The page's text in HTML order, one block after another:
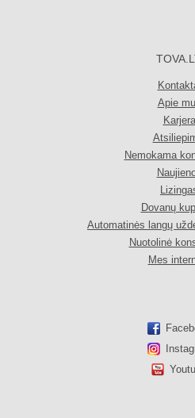
Apie
Karjera
Nemokama
Dovanų
Automatinės langų
Nuotolinė
Mes